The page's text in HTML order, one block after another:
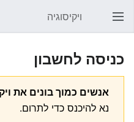
פתיחת התפריט הראשי ויקיסוגיה
כניסה לחשבון
אנשים כמוך בונים את
נא להיכנס כדי לתרום.